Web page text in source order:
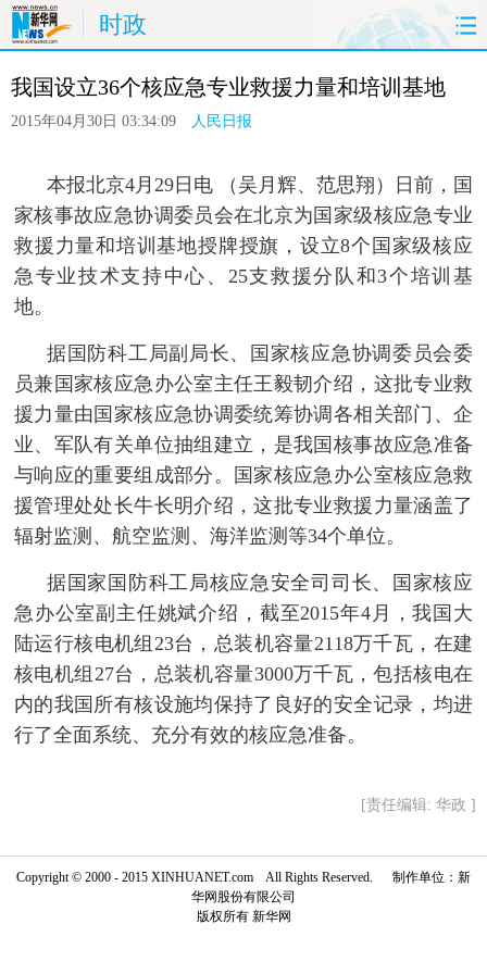
时政
财经 法治 社会
论坛 博客 微博
我国设立36个核应急专业救援力量和培训基地
2015年04月30日 03:34:09 人民日报
本报北京4月29日电 （吴月辉、范思翔）日前，国
家核事故应急协调委员会在北京为国家级核应急专业
救援力量和培训基地授牌授旗，设立8个国家级核应
急专业技术支持中心、25支救援分队和3个培训基
地。
据国防科工局副局长、国家核应急协调委员会委
员兼国家核应急办公室主任王毅韧介绍，这批专业救
援力量由国家核应急协调委统筹协调各相关部门、企
业、军队有关单位抽组建立，是我国核事故应急准备
与响应的重要组成部分。国家核应急办公室核应急救
援管理处处长牛长明介绍，这批专业救援力量涵盖了
辐射监测、航空监测、海洋监测等34个单位。
据国家国防科工局核应急安全司司长、国家核应
急办公室副主任姚斌介绍，截至2015年4月，我国大
陆运行核电机组23台，总装机容量2118万千瓦，在建
核电机组27台，总装机容量3000万千瓦，包括核电在
内的我国所有核设施均保持了良好的安全记录，均进
行了全面系统、充分有效的核应急准备。
[责任编辑: 华政 ]
Copyright © 2000 - 2015 XINHUANET.com All Rights Reserved. 制作单位：新
华网股份有限公司
版权所有 新华网